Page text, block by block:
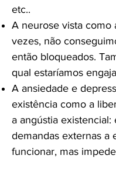
etc..
A neurose vista como
vezes, não
então bloqueados.
qual estaríamos
A ansiedade e
existência como a
a angústia
demandas externas a
funcionar, mas